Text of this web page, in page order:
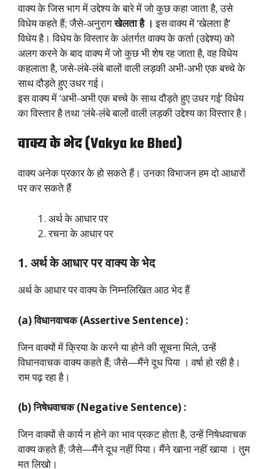
वाक्य के जिस भाग में उद्देश्य के बारे में जो कुछ कहा जाता है, उसे
विधेय कहते हैं; जैसे-अनुरागखेलता है । इस वाक्य में ‘खेलता है’
विधेय है। विधेय के विस्तार के अंतर्गत वाक्य के कर्ता (उद्देश्य) को
अलग करने के बाद वाक्य में जो कुछ भी शेष रह जाता है, वह विधेय
कहलाता है, जसे-लंबे-लंबे बालों वाली लड़की अभी-अभी एक बच्चे के
साथ दौड़ते हुए उधर गई।
इस वाक्य में ‘अभी-अभी एक बच्चे के साथ दौड़ते हुए उधर गई’ विधेय
का विस्तार है तथा ‘लंबे-लंबे बालों वाली लड़की उद्देश्य का विस्तार है।
वाक्य के भेद (Vakya ke Bhed)
वाक्य अनेक प्रकार के हो सकते हैं। उनका विभाजन हम दो आधारों
पर कर सकते हैं
अर्थ के आधार पर
रचना के आधार पर
1. अर्थ के आधार पर वाक्य के भेद
अर्थ के आधार पर वाक्य के निम्नलिखित आठ भेद हैं
(a) विधानवाचक (Assertive Sentence) :
जिन वाक्यों में क्रिया के करने या होने की सूचना मिले, उन्हें
विधानवाचक वाक्य कहते हैं; जैसे—मैंने दूध पिया । वर्षा हो रही है।
राम पढ़ रहा है।
(b) निषेधवाचक (Negative Sentence) :
जिन वाक्यों से कार्य न होने का भाव प्रकट होता है, उन्हें निषेधवाचक
वाक्य कहते हैं; जैसे—मैंने दूध नहीं पिया। मैंने खाना नहीं खाया । तुम
मत लिखो।